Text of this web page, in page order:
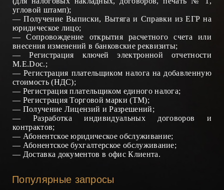
угловой штамп);
—ПолучениеВыписки, Вытяга и Справки из ЕГР на
юридическое лицо;
—Сопровождение открытия расчетного счета или
внесения изменений в банковские реквизиты;
—Регистрация ключей электронной отчетности
М.Е.Doc.;
—Регистрация плательщиком налога на добавленную
стоимость (НДС);
— Регистрация плательщиком единого налога;
— Регистрация Торговой марки (ТМ);
— Получение Лицензий иРазрешений;
— Разработка индивидуальных договоров и
контрактов;
— Абонентское юридическое обслуживание;
— Абонентское бухгалтерское обслуживание;
— Доставка документов в офис Клиента.
Популярные запросы